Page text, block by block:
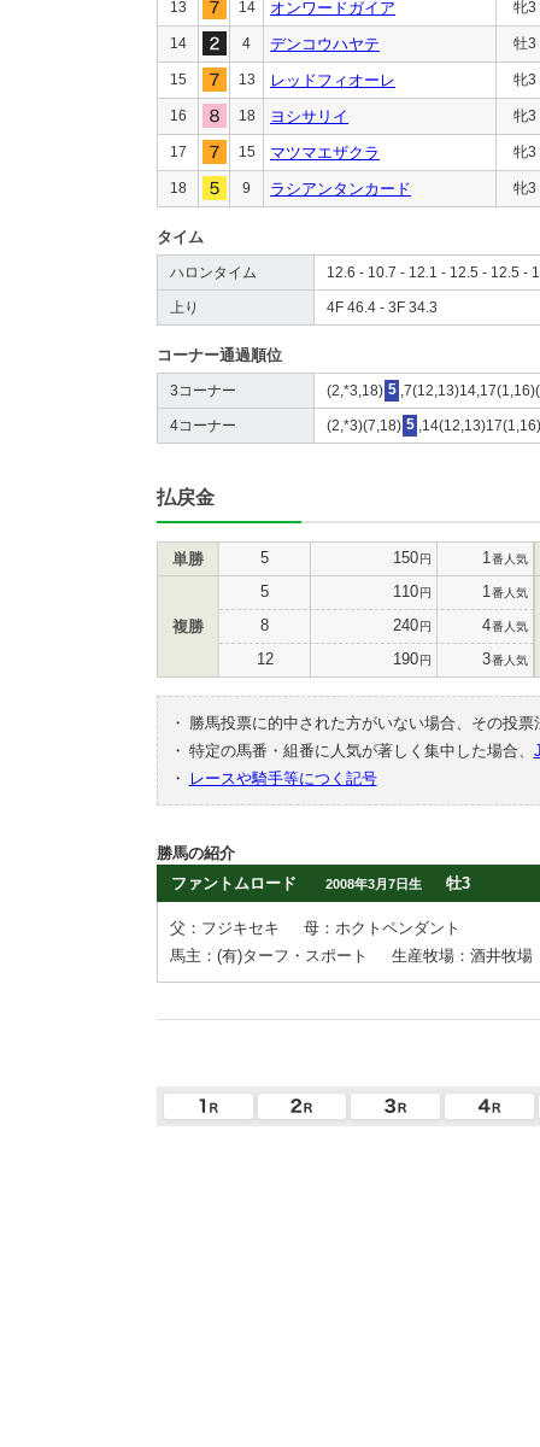
13 14 オンワードガイア 牝3
14 4 デンコウハヤテ 牡3
15 13 レッドフィオーレ 牝3
16 18 ヨシサリイ 牝3
17 15 マツマエザクラ 牝3
18 9 ラシアンタンカード 牝3
タイム
ハロンタイム 12.6 - 10.7 - 12.1 - 12.5 - 12.5 -
上り 4F 46.4 - 3F 34.3
コーナー通過順位
3コーナー (2,*3,18) 5
4コーナー (2,*3)(7,18) 5
払戻金
単勝 5 150円 1 番人気
複勝
5 110円 1 番人気
8 240円 4番人気
12 190円 3番人気
・
勝馬投票に的中された方がいない場合、その投
・ 特定の馬番・組番に人気が著しく集中した場合、
・
レースや騎手等につく記号
勝馬の紹介
ファントムロード
2008年3月7日生 牡3
父：フジキセキ
母：ホクトペンダント
馬主：(有)ターフ・スポート
生産牧場：酒井牧場